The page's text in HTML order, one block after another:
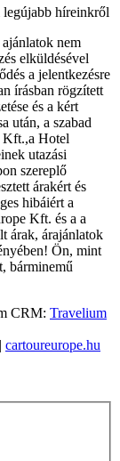
legújabb híreinkről
nem
elküldésével
a jelentkezésre
írásban rögzített
és a kért
után, a szabad
Kft.,a Hotel
utazási
szereplő
árakért és
hibáiért a
Kft. és a a
árak, árajánlatok
Ön, mint
bárminemű
CRM: Travelium
| cartoureurope.hu